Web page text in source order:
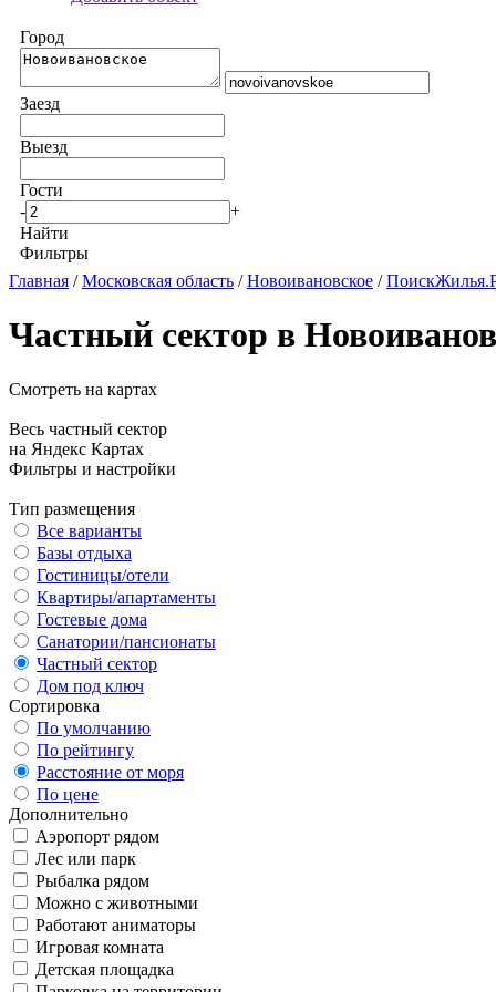
Город
Заезд
Выезд
Гости
-
+
Найти
Фильтры
Главная /Московская область /Новоивановское /
Частный сектор в
Смотреть на картах
Весь частный сектор
на Яндекс Картах
Фильтры и настройки
Тип размещения
Все варианты
Базы отдыха
Гостиницы/отели
Квартиры/апартаменты
Гостевые дома
Санатории/пансионаты
Частный сектор
Дом под ключ
Сортировка
По умолчанию
По рейтингу
Расстояние от моря
По цене
Дополнительно
Аэропорт рядом
Лес или парк
Рыбалка рядом
Можно с животными
Работают аниматоры
Игровая комната
Детская площадка